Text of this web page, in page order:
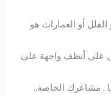
الفلل أو العمارات هو
على أنظف واجهة على
. مشاعرك الخاصة..